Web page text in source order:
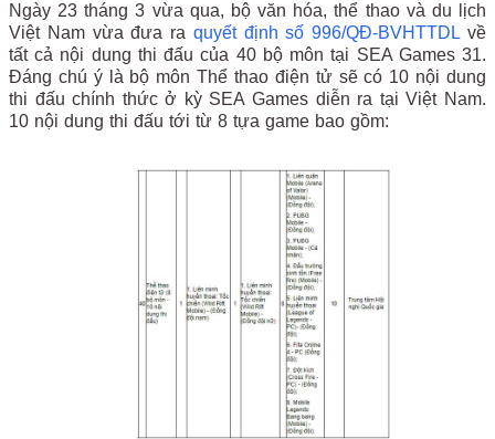
Ngày 23 tháng 3 vừa qua, bộ văn hóa, thể thao và du lịch
Việt Nam vừa đưa ra quyết định số 996/QĐ-BVHTTDLvề
tất cả nội dung thi đấu của 40 bộ môn tại SEA Games 31.
Đáng chú ý là bộ môn Thể thao điện tử sẽ có 10 nội dung
thi đấu chính thức ở kỳ SEA Games diễn ra tại Việt Nam.
10 nội dung thi đấu tới từ 8 tựa game bao gồm: